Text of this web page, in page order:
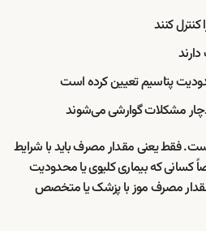
کنند
پتاسیم تعیین کرده است
مشکلات گوارشی می‌شوند
فقط یعنی مقدار مصرف باید با شرایط
که بیماری کلیوی یا محدودیت
مقدار مصرف موز با پزشک یا متخصص